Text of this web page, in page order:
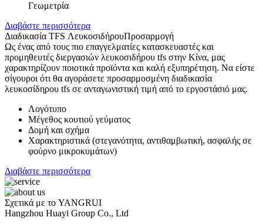
Γεωμετρία
Διαβάστε περισσότερα
Διαδικασία TFS ΛευκοσιδήρουΠροσαρμογή
Ως ένας από τους πιο επαγγελματίες κατασκευαστές και
προμηθευτές διεργασιών λευκοσιδήρου tfs στην Κίνα, μας
χαρακτηρίζουν ποιοτικά προϊόντα και καλή εξυπηρέτηση. Να είστε
σίγουροι ότι θα αγοράσετε προσαρμοσμένη διαδικασία
λευκοσίδηρου tfs σε ανταγωνιστική τιμή από το εργοστάσιό μας.
Λογότυπο
Μέγεθος κουτιού γεύματος
Δομή και σχήμα
Χαρακτηριστικά (στεγανότητα, αντιθαμβωτική, ασφαλής σε
φούρνο μικροκυμάτων)
Διαβάστε περισσότερα
Σχετικά με το YANGRUI
Hangzhou Huayi Group Co., Ltd